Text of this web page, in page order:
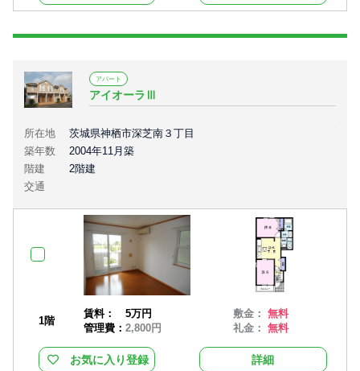
アパート
アイオーラⅢ
所在地
茨城県神栖市深芝南３丁目
築年数
2004年11月築
階建
2階建
交通
1階
賃料：
5万円
管理費： 2,800円
敷金：無料
礼金：無料
お気に入り登録 詳細